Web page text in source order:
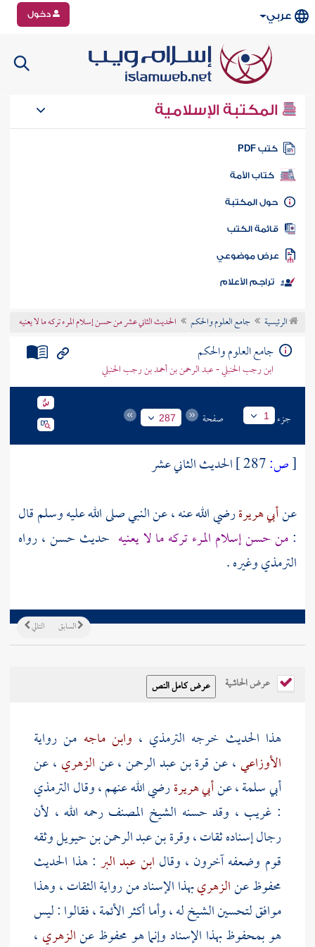
عربي دخول
المكتبة الإسلامية
كتب PDF
كتاب الأمة
المكتبة
الكتب
موضوعي
تراجم الأعلام
الرئيسية جامع العلوم والحكم الحديث الثاني عشر من حسن إسلام المرء تركه ما لا يعنيه
جامع العلوم والحكم
ابن رجب الحنبلي - عبد الرحمن بن أحمد بن رجب الحنبلي
جزء 1 صفحة 287
[ص:
الحديث الثاني عشر
عنأبي هريرةرضي الله عنه ، عن النبي صلى الله عليه وسلم قال
:من حسن إسلام المرء تركه ما لا يعنيه حديث حسن ، رواه
الترمذيوغيره .
التالي السابق
عرض الحاشية
هذا الحديث خرجه الترمذي ، وابن ماجه من رواية
الأوزاعي، عنقرة بن عبد الرحمن، عنالزهري ، عن
أبي سلمة، عنأبي هريرةرضي الله عنهم ، وقالالترمذي
: غريب ، وقد حسنه الشيخ المصنف رحمه الله ، لأن
رجال إسناده ثقات ،وقرة بن عبد الرحمن بن حيويلوثقه
قوم وضعفه آخرون ، وقال ابن عبد البر : هذا الحديث
محفوظ عنالزهريبهذا الإسناد من رواية الثقات ، وهذا
موافق لتحسين الشيخ له ، وأما أكثر الأئمة ، فقالوا : ليس
هو بمحفوظ بهذا الإسناد وإنما هو محفوظ عنالزهري ،